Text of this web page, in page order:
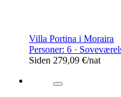
Villa Portina i Moraira
Personer: 6 ·
Siden 279,09 €/nat